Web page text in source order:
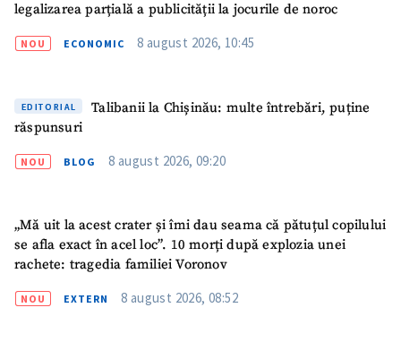
legalizarea parțială a publicității la jocurile de noroc
NOU ECONOMIC 8 august 2026, 10:45
EDITORIAL
Talibanii la Chișinău: multe întrebări, puține
răspunsuri
NOU BLOG 8 august 2026, 09:20
„Mă uit la acest crater și îmi dau seama că pătuțul copilului
se afla exact în acel loc”. 10 morți după explozia unei
rachete: tragedia familiei Voronov
NOU EXTERN 8 august 2026, 08:52
Fotografie
+ Încarcă imagine